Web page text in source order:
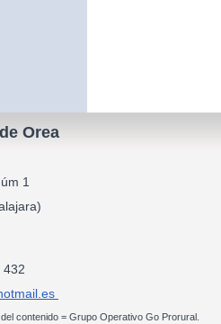
Orea
1
83 60 01
432
contenido = Grupo Operativo Go Prorural.